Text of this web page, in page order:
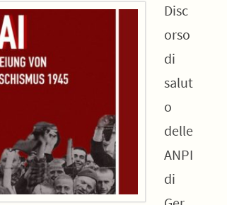
Disc
orso
di
salut
o
delle
ANPI
di